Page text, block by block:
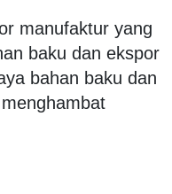
manufaktur yang
baku dan ekspor
bahan baku dan